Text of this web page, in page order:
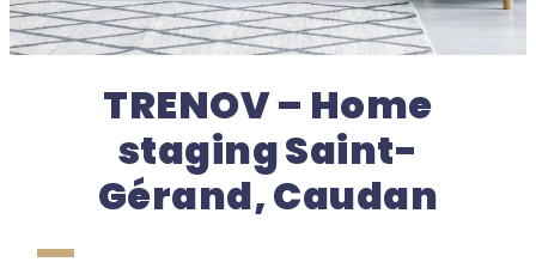
TRENOV – Home
staging Saint-
Gérand, Caudan